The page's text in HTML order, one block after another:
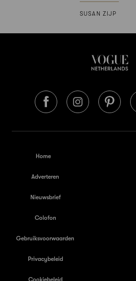
SUSAN ZIJP
Home
Adverteren
Nieuwsbrief
Colofon
Gebruiksvoorwaarden
Privacybeleid